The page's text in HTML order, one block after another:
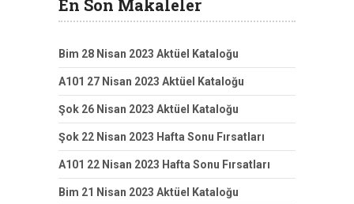
En Son Makaleler
Bim 28 Nisan 2023 Aktüel Kataloğu
A101 27 Nisan 2023 Aktüel Kataloğu
Şok 26 Nisan 2023 Aktüel Kataloğu
Şok 22 Nisan 2023 Hafta Sonu Fırsatları
A101 22 Nisan 2023 Hafta Sonu Fırsatları
Bim 21 Nisan 2023 Aktüel Kataloğu